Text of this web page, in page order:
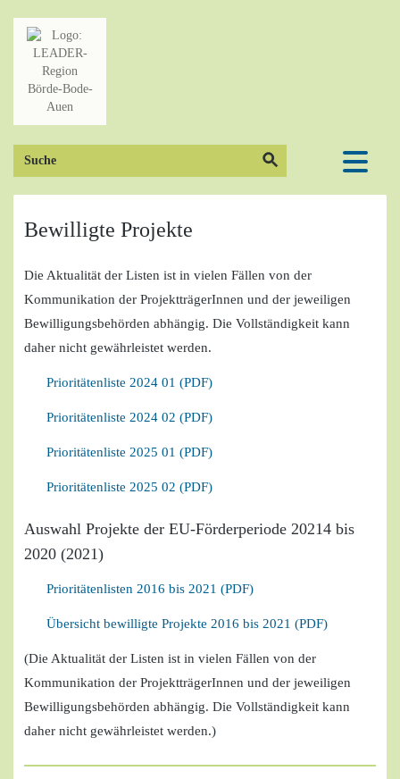
content
for:
Search Button
Bewilligte Projekte
Die Aktualität der Listen ist in vielen Fällen von der
Kommunikation der ProjektträgerInnen und der jeweiligen
Bewilligungsbehörden abhängig. Die Vollständigkeit kann
daher nicht gewährleistet werden.
Prioritätenliste 2024 01 (PDF)
Prioritätenliste 2024 02 (PDF)
Prioritätenliste 2025 01 (PDF)
Prioritätenliste 2025 02 (PDF)
Auswahl Projekte der EU-Förderperiode 20214 bis
2020 (2021)
Prioritätenlisten 2016 bis 2021 (PDF)
Übersicht bewilligte Projekte 2016 bis 2021 (PDF)
(Die Aktualität der Listen ist in vielen Fällen von der
Kommunikation der ProjektträgerInnen und der jeweiligen
Bewilligungsbehörden abhängig. Die Vollständigkeit kann
daher nicht gewährleistet werden.)